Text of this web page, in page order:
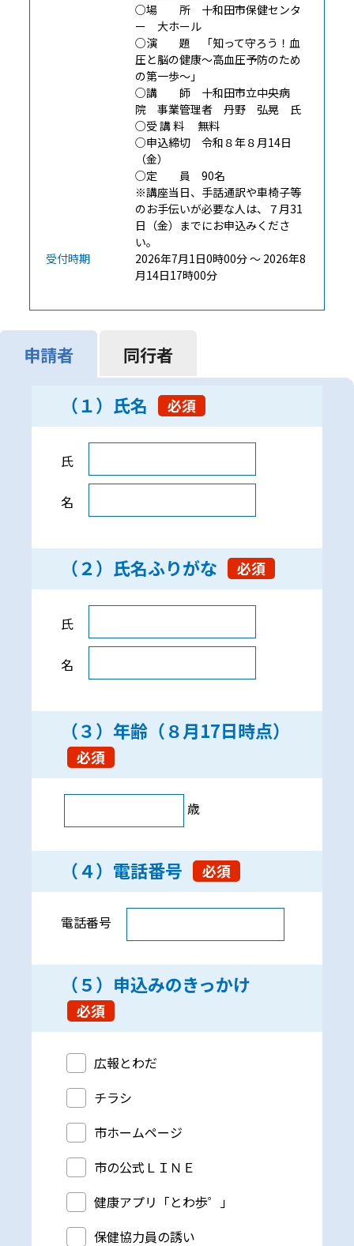
○場 所 十和田市保健センタ
ー 大ホール
○演 題 「知って守ろう！血
圧と脳の健康～高血圧予防のため
の第一歩～」
○講 師 十和田市立中央病
院 事業管理者 丹野 弘晃 氏
○受 講 料 無料
○申込締切 令和８年８月14日
（金）
○定 員 90名
※講座当日、手話通訳や車椅子等
のお手伝いが必要な人は、７月31
日（金）までにお申込みくださ
い。
受付時期
2026年7月1日0時00分 ～ 2026年8
月14日17時00分
申請者 同行者
（１）氏名 必須
（１）氏名
氏
名
（２）氏名ふりがな 必須
（２）氏名ふりがな
氏
名
（３）年齢（８月17日時点）
必須
歳
（４）電話番号 必須
電話番号
（５）申込みのきっかけ
必須
（５）申込みのきっかけ
広報とわだ
チラシ
市ホームページ
市の公式ＬＩＮＥ
健康アプリ「とわ歩゜」
保健協力員の誘い